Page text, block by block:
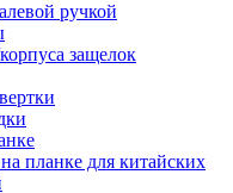
ручкой
защелок
планке для китайских